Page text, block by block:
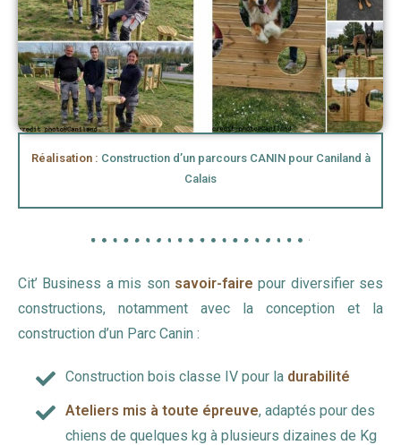
Réalisation : Construction d’un parcours CANIN pour Caniland à
Calais
Cit’ Business a mis son savoir-faire pour diversifier ses
constructions, notamment avec la conception et la
construction d’un Parc Canin :
Construction bois classe IV pour la durabilité
Ateliers mis à toute épreuve, adaptés pour des
chiens de quelques kg à plusieurs dizaines de Kg